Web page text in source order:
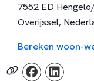
7552 ED
Overijssel,
Bereken woon-